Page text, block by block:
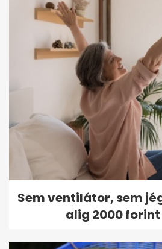
Sem ventilátor, sem
alig 2000 forint